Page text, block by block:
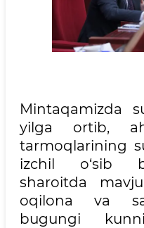
Mintaqamizda
yilga ortib,
tarmoqlarining
izchil o‘sib
sharoitda
oqilona va
bugungi